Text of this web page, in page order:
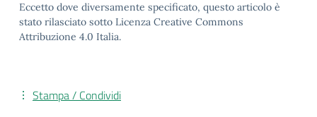
Eccetto dove diversamente specificato, questo articolo è
stato rilasciato sotto Licenza Creative Commons
Attribuzione 4.0 Italia.
Stampa / Condividi